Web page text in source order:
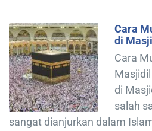
Cara
di
Cara
di
salah
sangat dianjurkan dalam